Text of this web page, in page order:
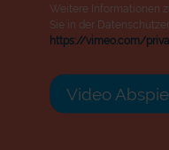
Weitere Informationen
Sie in der
https://vimeo.com/
Video